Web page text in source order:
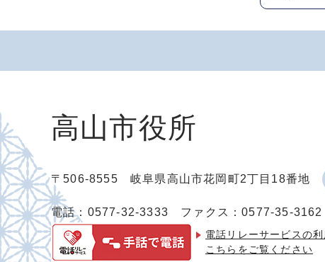
高山市役所
〒506-8555 岐阜県高山市花岡町2丁目18番地
電話：0577-32-3333 ファクス：0577-35-3162
電話リレーサービスの
こちらをご覧ください